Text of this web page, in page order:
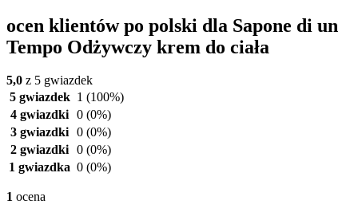
ocen klientów po polski dla Sapone di un
Tempo Odżywczy krem do ciała
5,0 z 5 gwiazdek
5 gwiazdek 1 (100%)
4 gwiazdki 0 (0%)
3 gwiazdki 0 (0%)
2 gwiazdki 0 (0%)
1 gwiazdka 0 (0%)
1 ocena